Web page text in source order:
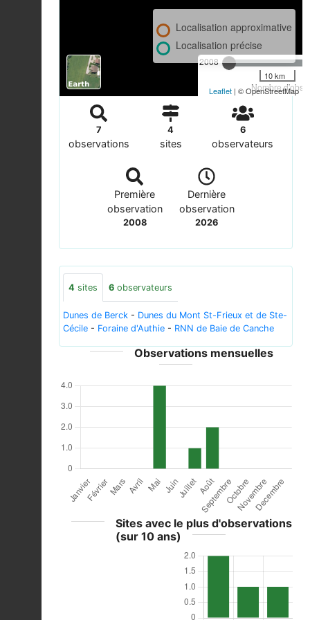
2008
Nombre
Localisation approximative
Localisation précise
10 km
Leaflet | © OpenStreetMap
7
observations
4
sites
6
observateurs
Première
observation
2008
Dernière
observation
2026
4 sites 6 observateurs
Dunes de Berck - Dunes du Mont St-Frieux et de Ste-
Cécile - Foraine d'Authie - RNN de Baie de Canche
Observations mensuelles
Sites avec le plus d'observations
(sur 10 ans)